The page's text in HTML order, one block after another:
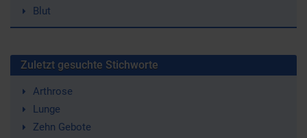
Blut
Zuletzt gesuchte Stichworte
Arthrose
Lunge
Zehn Gebote